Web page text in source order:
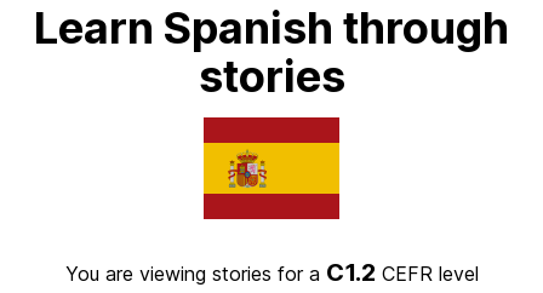
Learn Spanish through
stories
You are viewing stories for a C1.2 CEFR level